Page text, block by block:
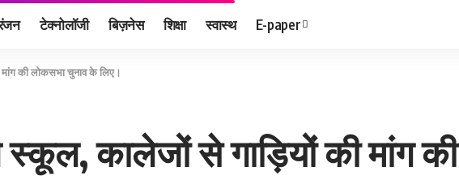
टेक्नोलॉजी बिज़नेस शिक्षा स्वास्थ E-paper
की लोकसभा चुनाव के लिए।
कालेजों से गाड़ियों की मांग